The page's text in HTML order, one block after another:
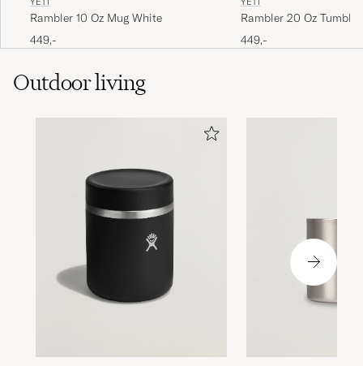
Rambler 10 Oz Mug White
449,-
Rambler 20 Oz
449,-
Outdoor living